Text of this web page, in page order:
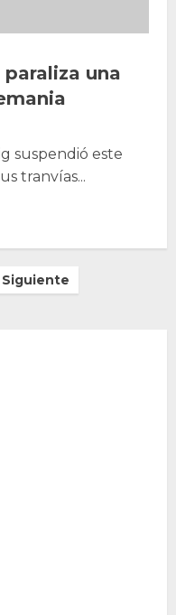
una
suspendió este
tranvías...
Siguiente